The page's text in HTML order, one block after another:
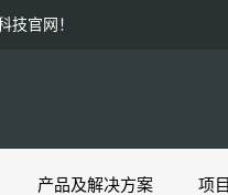
技官网！
产品及解决方案 项